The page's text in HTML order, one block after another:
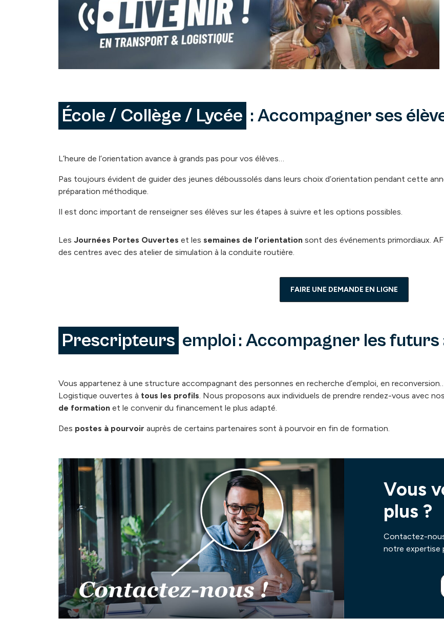
École / Collège / Lycée : Accompagner ses
L’heure de l’orientation avance à grands pas pour vos élèves…
Pas toujours évident de guider des jeunes déboussolés dans leurs choix d’orientation pendant cette
préparation méthodique.
Il est donc important de renseigner ses élèves sur les étapes à suivre et les options possibles.
Les Journées Portes Ouvertes et les semaines de l’orientation sont des événements primordiaux.
des centres avec des atelier de simulation à la conduite routière.
FAIRE UNE DEMANDE EN LIGNE
Prescripteurs emploi : Accompagner les
Vous appartenez à une structure accompagnant des personnes en recherche d’emploi, en
Logistique ouvertes à tous les profils . Nous proposons aux individuels de prendre rendez-vous avec
de formation et le convenir du financement le plus adapté.
Des postes à pourvoir auprès de certains partenaires sont à pourvoir en fin de formation.
Vous
plus ?
Contactez-
notre expertise